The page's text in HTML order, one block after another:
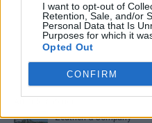
I want to opt-out of
Retention, Sale, and/or
Personal Data that Is
Purposes for which it
Opted Out
CONFIRM
Zeuthen & Company